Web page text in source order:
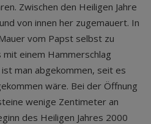
Zwischen den Heiligen Jahre
von innen her zugemauert. In
vom Papst selbst zu
mit einem Hammerschlag
man abgekommen, seit es
wäre. Bei der Öffnung
wenige Zentimeter an
des Heiligen Jahres 2000